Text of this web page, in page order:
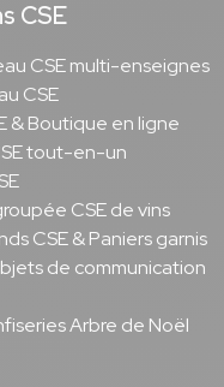
CSE
CSE multi-enseignes
CSE
& Boutique en ligne
tout-en-un
CSE de vins
CSE & Paniers garnis
de communication
Arbre de Noël